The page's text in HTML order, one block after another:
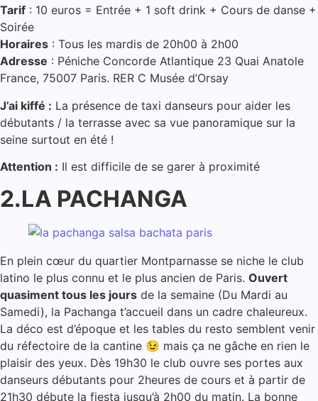
Tarif : 10 euros = Entrée + 1 soft drink + Cours de danse +
Soirée
Horaires : Tous les mardis de 20h00 à 2h00
Adresse : Péniche Concorde Atlantique 23 Quai Anatole
France, 75007 Paris. RER C Musée d’Orsay
J’ai kiffé : La présence de taxi danseurs pour aider les
débutants / la terrasse avec sa vue panoramique sur la
seine surtout en été !
Attention : Il est difficile de se garer à proximité
2.LA PACHANGA
En plein cœur du quartier Montparnasse se niche le club
latino le plus connu et le plus ancien de Paris. Ouvert
quasiment tous les jours de la semaine (Du Mardi au
Samedi), la Pachanga t’accueil dans un cadre chaleureux.
La déco est d’époque et les tables du resto semblent venir
du réfectoire de la cantine 😉 mais ça ne gâche en rien le
plaisir des yeux. Dès 19h30 le club ouvre ses portes aux
danseurs débutants pour 2heures de cours et à partir de
21h30 débute la fiesta jusqu’à 2h00 du matin. La bonne